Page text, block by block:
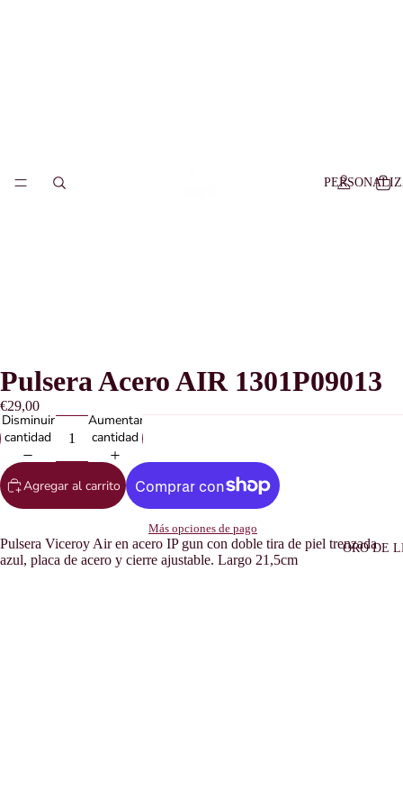
ORO DE
Pulsera Acero AIR 1301P09013
€29,00
Disminuir
cantidad
Aumentar
cantidad
Agregar al carrito
Más opciones de pago
Pulsera Viceroy Air en acero IP gun con doble tira de piel trenzada
azul, placa de acero y cierre ajustable. Largo 21,5cm